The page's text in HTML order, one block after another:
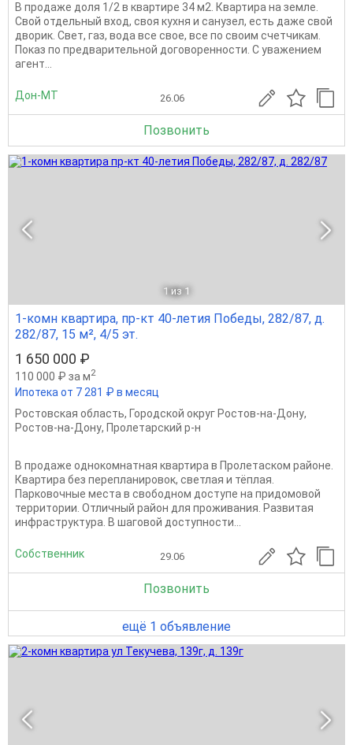
В продаже доля 1/2 в квартире 34 м2. Квартира на земле.
Свой отдельный вход, своя кухня и санузел, есть даже свой
дворик. Свет, газ, вода все свое, все по своим счетчикам.
Показ по предварительной договоренности. С уважением
агент...
Дон-МТ 26.06
Позвонить
1 из 1
1-комн квартира, пр-кт 40-летия Победы, 282/87, д.
282/87, 15 м², 4/5 эт.
1 650 000 ₽
110 000 ₽ за м2
Ипотека от 7 281 ₽ в месяц
Ростовская область, Городской округ Ростов-на-Дону,
Ростов-на-Дону, Пролетарский р-н
В продаже однокомнатная квартира в Пролетаском районе.
Квартира без перепланировок, светлая и тёплая.
Парковочные места в свободном доступе на придомовой
территории. Отличный район для проживания. Развитая
инфраструктура. В шаговой доступности...
Собственник 29.06
Позвонить
ещё 1 объявление